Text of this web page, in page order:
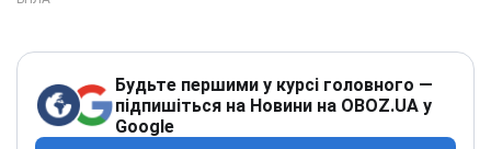
Будьте першими у курсі головного —
підпишіться на Новини на OBOZ.UA у
Google